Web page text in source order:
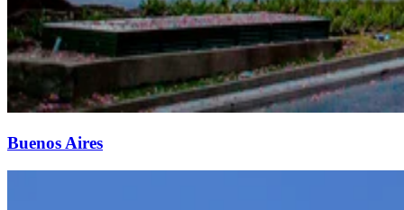
Buenos Aires